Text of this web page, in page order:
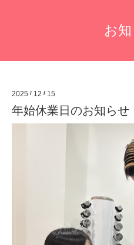
お
2025 / 12 / 15
年始休業日のお知らせ